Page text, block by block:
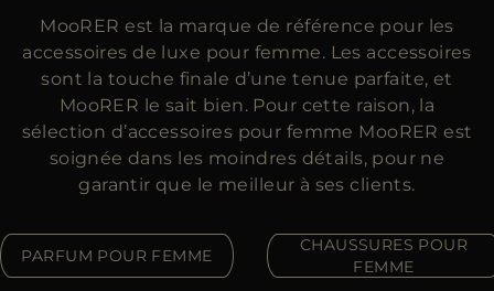
DK
FR
CA
MooRER est la marque de référence pour les
accessoires de luxe pour femme. Les accessoires
sont la touche finale d’une tenue parfaite, et
MooRER le sait bien. Pour cette raison, la
sélection d’accessoires pour femme MooRER est
soignée dans les moindres détails, pour ne
garantir que le meilleur à ses clients.
PARFUM POUR FEMME
CHAUSSURES POUR
FEMME